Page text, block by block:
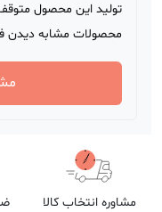
تولید این محصول
محصولات مشابه دیدن
مشاوره انتخاب کالا